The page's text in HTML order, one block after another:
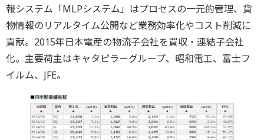
報システム「MLPシステム」はプロセスの一元的管理、貨
物情報のリアルタイム公開など業務効率化やコスト削減に
貢献。2015年日本電産の物流子会社を買収・連結子会社
化。主要荷主はキャタピラーグループ、昭和電工、富士フ
イルム、JFE。